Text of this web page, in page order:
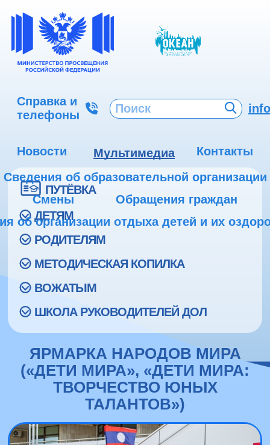
Справка и
телефоны
Новости Мультимедиа
Контакты
Сведения об образовательной организации
Смены
Обращения граждан
об организации отдыха детей и их
ПУТЁВКА
ДЕТЯМ
РОДИТЕЛЯМ
МЕТОДИЧЕСКАЯ КОПИЛКА
ВОЖАТЫМ
ШКОЛА РУКОВОДИТЕЛЕЙ ДОЛ
ЯРМАРКА НАРОДОВ МИРА
(«ДЕТИ МИРА», «ДЕТИ МИРА:
ТВОРЧЕСТВО ЮНЫХ
ТАЛАНТОВ»)